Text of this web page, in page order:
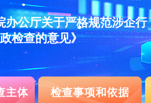
办公厅关于严格规范涉企行
政检查的意见》
主体 检查事项和依据